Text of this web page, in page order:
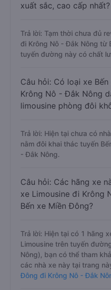
xuất sắc, cao cấp nhất?
Trả lời: Tạm thời chưa đủ
đi Krông Nô - Đắk Nông từ
tuyến đường này có chất
Câu hỏi: Có loại xe
Krông Nô - Đắk Nông
limousine phòng đôi
Trả lời: Hiện tại chưa có
nằm đôi khai thác tuyến
- Đắk Nông.
Câu hỏi: Các hãng xe
xe Limousine đi Krông
Bến xe Miền Đông?
Trả lời: Hiện tại có 1 hãng
Limousine trên tuyến
Nông), bạn có thể tham
các nhà xe này tại trang
Đông đi Krông Nô - Đắk